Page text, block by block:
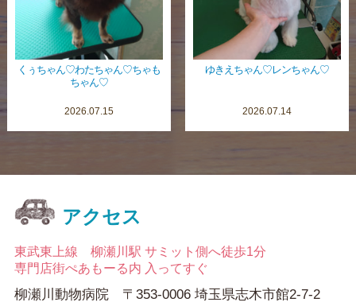
くぅちゃん♡わたちゃん♡ちゃも
ちゃん♡
2026.07.15
ゆきえちゃん♡レンちゃん♡
2026.07.14
アクセス
東武東上線 柳瀬川駅 サミット側へ徒歩1分
専門店街ぺあもーる内 入ってすぐ
柳瀬川動物病院 〒353-0006 埼玉県志木市館2-7-2